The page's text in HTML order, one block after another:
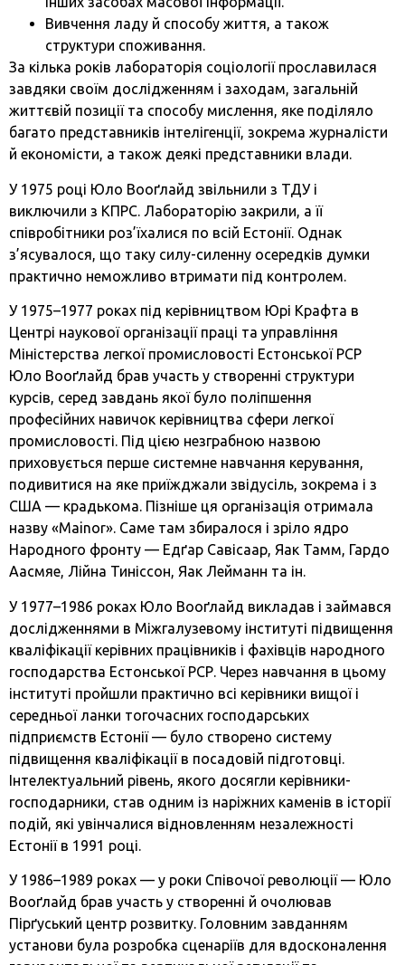
Вивчення ладу й способу життя, а також
структури споживання.
За кілька років лабораторія соціології прославилася
завдяки своїм дослідженням і заходам, загальній
життєвій позиції та способу мислення, яке поділяло
багато представників інтелігенції, зокрема журналісти
й економісти, а також деякі представники влади.
У 1975 році Юло Вооґлайд звільнили з ТДУ і
виключили з КПРС. Лабораторію закрили, а її
співробітники роз’їхалися по всій Естонії. Однак
з’ясувалося, що таку силу-силенну осередків думки
практично неможливо втримати під контролем.
У 1975–1977 роках під керівництвом Юрі Крафта в
Центрі наукової організації праці та управління
Міністерства легкої промисловості Естонської РСР
Юло Вооґлайд брав участь у створенні структури
курсів, серед завдань якої було поліпшення
професійних навичок керівництва сфери легкої
промисловості. Під цією незграбною назвою
приховується перше системне навчання керування,
подивитися на яке приїжджали звідусіль, зокрема і з
США — крадькома. Пізніше ця організація отримала
назву «Mainor». Саме там збиралося і зріло ядро
Народного фронту — Едґар Савісаар, Яак Тамм, Гардо
Аасмяе, Лійна Тиніссон, Яак Лейманн та ін.
У 1977–1986 роках Юло Вооґлайд викладав і займався
дослідженнями в Міжгалузевому інституті підвищення
кваліфікації керівних працівників і фахівців народного
господарства Естонської РСР. Через навчання в цьому
інституті пройшли практично всі керівники вищої і
середньої ланки тогочасних господарських
підприємств Естонії — було створено систему
підвищення кваліфікації в посадовій підготовці.
Інтелектуальний рівень, якого досягли керівники-
господарники, став одним із наріжних каменів в історії
подій, які увінчалися відновленням незалежності
Естонії в 1991 році.
У 1986–1989 роках — у роки Співочої революції — Юло
Вооґлайд брав участь у створенні й очолював
Пірґуський центр розвитку. Головним завданням
установи була розробка сценаріїв для вдосконалення